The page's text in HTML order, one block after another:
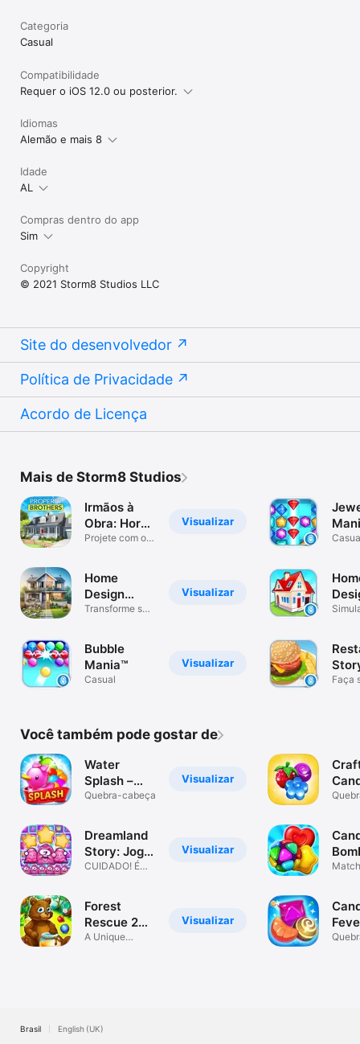
Categoria
Casual
Compatibilidade
Requer o iOS 12.0 ou posterior.
Idiomas
Alemão e mais 8
Idade
AL
Compras dentro do app
Sim
Copyright
© 2021 Storm8 Studios LLC
Site do desenvolvedor
Política de Privacidade
Acordo de Licença
Mais de Storm8 Studios
Visualizar
Irmãos à
Obra: Hora
da Reforma
Projete com os
Visualizar
Home
Design
Makeover
Transforme sua
Visualizar
Bubble
Mania™
Casual
Faça
Você também pode gostar de
Visualizar
Water
Splash –
Cool Match
Quebra-cabeça
Visualizar
Dreamland
Story: Jogo
3
CUIDADO! É
Visualizar
Forest
Rescue 2
Friends
A Unique
Brasil English (UK)